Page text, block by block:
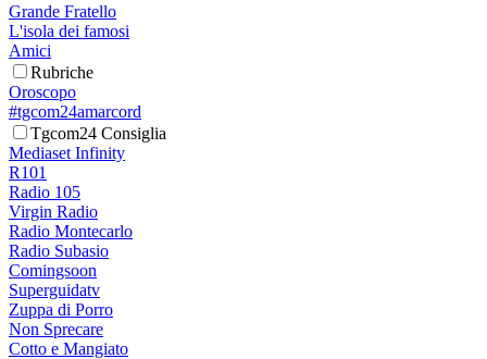
Grande Fratello
L'isola dei famosi
Amici
Rubriche
Oroscopo
#tgcom24amarcord
Tgcom24 Consiglia
Mediaset Infinity
R101
Radio 105
Virgin Radio
Radio Montecarlo
Radio Subasio
Comingsoon
Superguidatv
Zuppa di Porro
Non Sprecare
Cotto e Mangiato